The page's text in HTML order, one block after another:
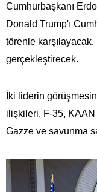
Cumhurbaşkanı
Donald Trump'ı
törenle
gerçekleştirecek.
İki liderin
ilişkileri, F-35, KAAN
Gazze ve savunma